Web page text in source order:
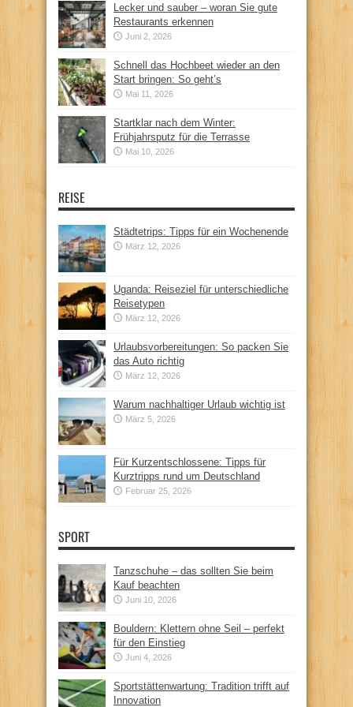
Lecker und sauber – woran Sie gute
Restaurants erkennen
Juni 2, 2026
Schnell das Hochbeet wieder an den
Start bringen: So geht’s
Mai 11, 2026
Startklar nach dem Winter:
Frühjahrsputz für die Terrasse
Mai 10, 2026
REISE
Städtetrips: Tipps für ein Wochenende
März 12, 2026
Uganda: Reiseziel für unterschiedliche
Reisetypen
März 12, 2026
Urlaubsvorbereitungen: So packen Sie
das Auto richtig
März 12, 2026
Warum nachhaltiger Urlaub wichtig ist
März 5, 2026
Für Kurzentschlossene: Tipps für
Kurztripps rund um Deutschland
Februar 25, 2026
SPORT
Tanzschuhe – das sollten Sie beim
Kauf beachten
Juni 10, 2026
Bouldern: Klettern ohne Seil – perfekt
für den Einstieg
Juni 4, 2026
Sportstättenwartung: Tradition trifft auf
Innovation